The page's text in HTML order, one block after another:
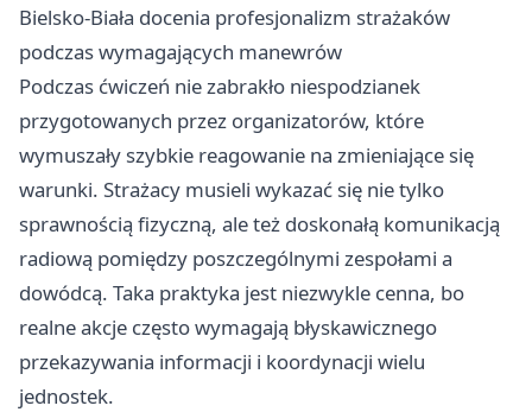
Bielsko-Biała docenia profesjonalizm strażaków
podczas wymagających manewrów
Podczas ćwiczeń nie zabrakło niespodzianek
przygotowanych przez organizatorów, które
wymuszały szybkie reagowanie na zmieniające się
warunki. Strażacy musieli wykazać się nie tylko
sprawnością fizyczną, ale też doskonałą komunikacją
radiową pomiędzy poszczególnymi zespołami a
dowódcą. Taka praktyka jest niezwykle cenna, bo
realne akcje często wymagają błyskawicznego
przekazywania informacji i koordynacji wielu
jednostek.